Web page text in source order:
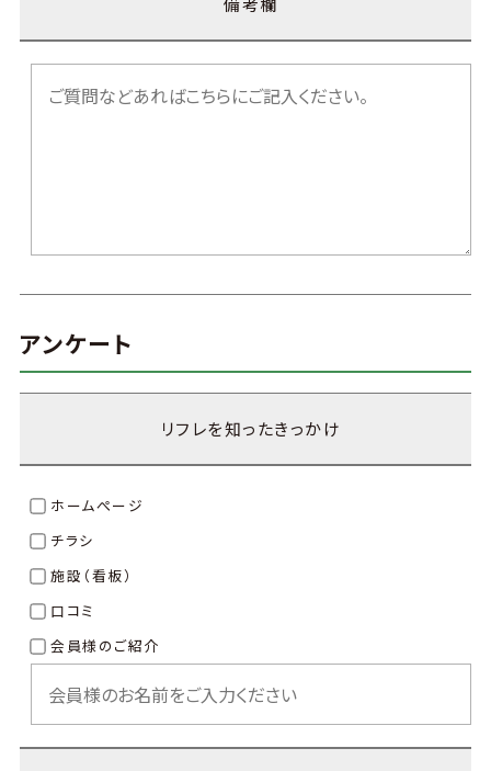
アンケート
リフレを知ったきっかけ
ホームぺージ
チラシ
施設（看板）
口コミ
会員様のご紹介